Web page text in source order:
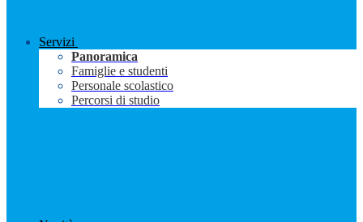
Servizi
Panoramica
Famiglie e studenti
Personale scolastico
Percorsi di studio